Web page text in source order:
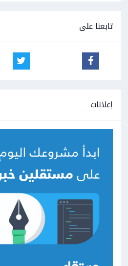
تابعنا على
إعلانات